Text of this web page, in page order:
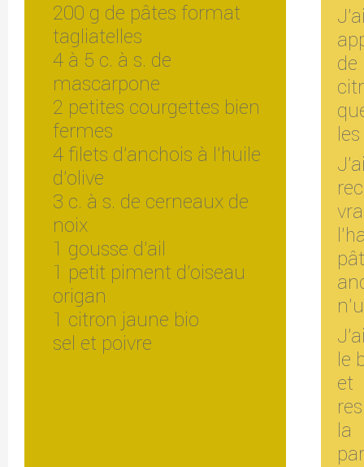
200 g de pâtes format
tagliatelles
4 à 5 c. à s. de
mascarpone
2 petites courgettes bien
fermes
4 filets d'anchois à l'huile
d'olive
3 c. à s. de cerneaux de
noix
1 gousse d'ail
1 petit piment d'oiseau
origan
1 citron jaune bio
sel et poivre
le
la